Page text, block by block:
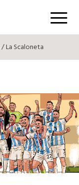
Menú
/ La Scaloneta